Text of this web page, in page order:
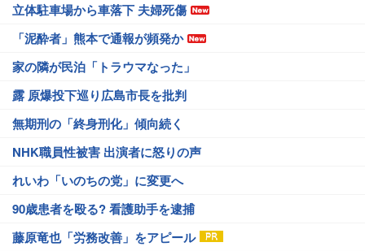
立体駐車場から車落下 夫婦死傷
「泥酔者」熊本で通報が頻発か
家の隣が民泊「トラウマなった」
露 原爆投下巡り広島市長を批判
無期刑の「終身刑化」傾向続く
NHK職員性被害 出演者に怒りの声
れいわ「いのちの党」に変更へ
90歳患者を殴る? 看護助手を逮捕
藤原竜也「労務改善」をアピール